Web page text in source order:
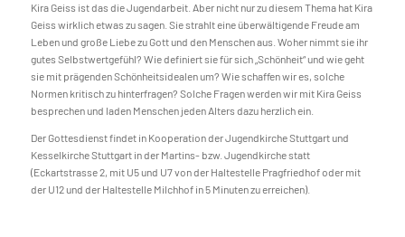
Kira Geiss ist das die Jugendarbeit. Aber nicht nur zu diesem Thema hat Kira
Geiss wirklich etwas zu sagen. Sie strahlt eine überwältigende Freude am
Leben und große Liebe zu Gott und den Menschen aus. Woher nimmt sie ihr
gutes Selbstwertgefühl? Wie definiert sie für sich „Schönheit“ und wie geht
sie mit prägenden Schönheitsidealen um? Wie schaffen wir es, solche
Normen kritisch zu hinterfragen? Solche Fragen werden wir mit Kira Geiss
besprechen und laden Menschen jeden Alters dazu herzlich ein.
Der Gottesdienst findet in Kooperation der Jugendkirche Stuttgart und
Kesselkirche Stuttgart in der Martins- bzw. Jugendkirche statt
(Eckartstrasse 2, mit U5 und U7 von der Haltestelle Pragfriedhof oder mit
der U12 und der Haltestelle Milchhof in 5 Minuten zu erreichen).